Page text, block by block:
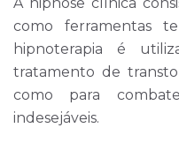
como ferramentas
hipnoterapia é
tratamento de
como para
indesejáveis.